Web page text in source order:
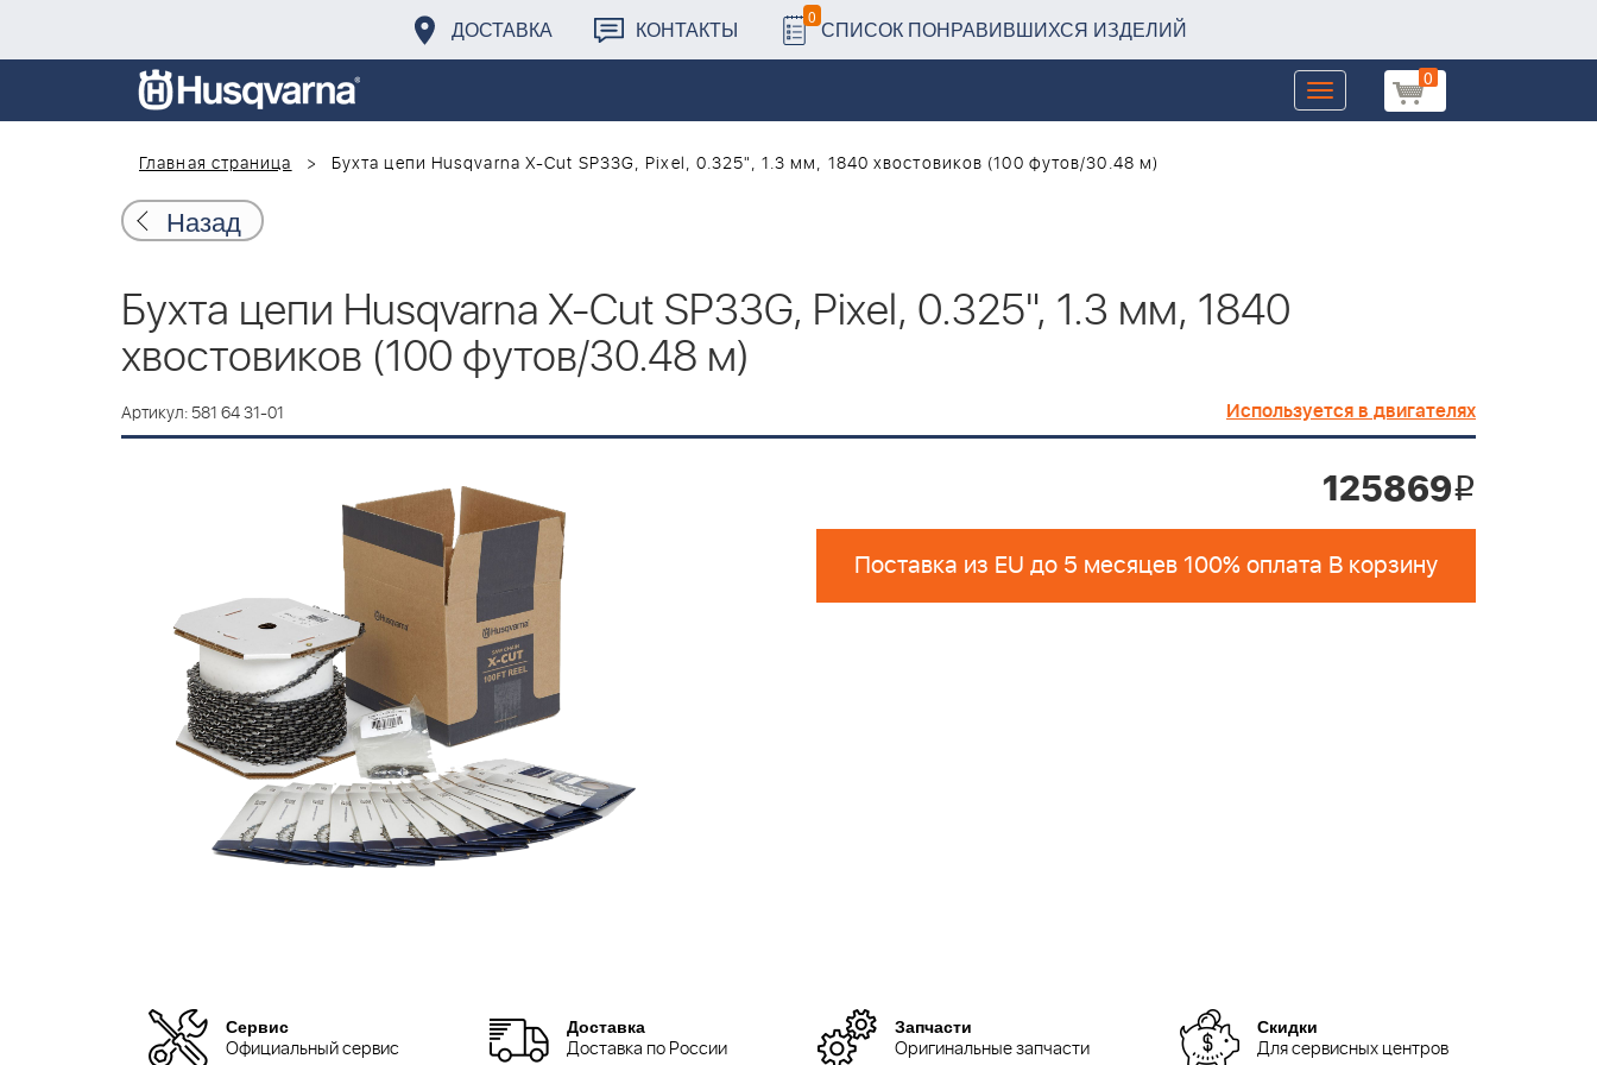
ДОСТАВКА КОНТАКТЫ 0 СПИСОК ПОНРАВИВШИХСЯ ИЗДЕЛИЙ
0
Toggle
navigation
Главная страница
Бухта цепи Husqvarna X-Cut SP33G, Pixel, 0.325", 1.3 мм, 1840 хвостовиков (100 футов/30.48 м)
Назад
Бухта цепи Husqvarna X-Cut SP33G, Pixel, 0.325", 1.3 мм, 1840
хвостовиков (100 футов/30.48 м)
Артикул: 581 64 31-01 Используется в двигателях
125869i
Поставка из EU до 5 месяцев 100% оплата В корзину
Сервис
Официальный сервис
Доставка
Доставка по России
Запчасти
Оригинальные запчасти
Скидки
Для сервисных центров